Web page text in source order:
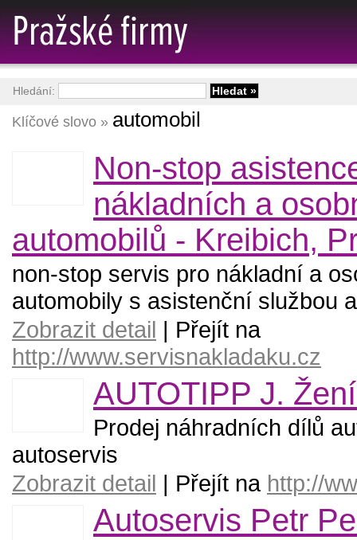
Klíčové slovo » automobil
Non-stop
nákladních a
automobilů - Kreibich,
non-stop servis pro nákladní a
automobily s asistenční službou
Zobrazit detail | Přejít na
http://www.servisnakladaku.cz
AUTOTIPP J.
Prodej náhradních dílů
autoservis
Zobrazit detail | Přejít na http://
Autoservis Petr
Hledání: